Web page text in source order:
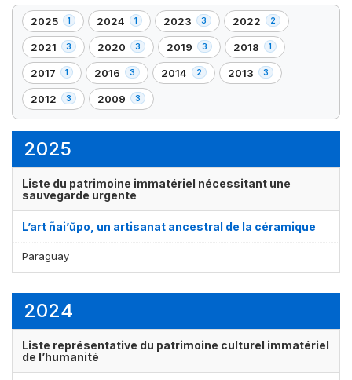
2025 1
,
1
élément(s)
2024 1
,
1
élément(s)
2023 3
,
3
élément(s)
2022 2
,
2
élément(s)
2021 3
,
3
élément(s)
2020 3
,
3
élément(s)
2019 3
,
3
élément(s)
2018 1
,
1
élément(s)
2017 1
,
1
élément(s)
2016 3
,
3
élément(s)
2014 2
,
2013 3
,
2012 3
,
3
2009 3
,
3
2025
Liste du patrimoine immatériel nécessitant une
sauvegarde urgente
L’art ñai’ũpo, un artisanat ancestral de la céramique
Paraguay
2024
Liste représentative du patrimoine culturel immatériel
de l’humanité